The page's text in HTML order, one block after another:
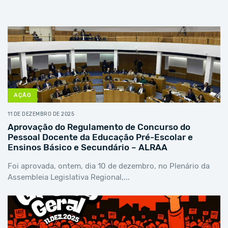
AÇÃO
11 DE DEZEMBRO DE 2025
Aprovação do Regulamento de Concurso do
Pessoal Docente da Educação Pré-Escolar e
Ensinos Básico e Secundário – ALRAA
Foi aprovada, ontem, dia 10 de dezembro, no Plenário da
Assembleia Legislativa Regional,...